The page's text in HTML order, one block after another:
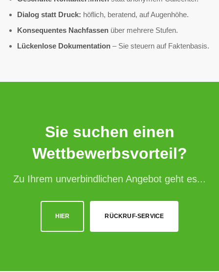
Dialog statt Druck: höflich, beratend, auf Augenhöhe.
Konsequentes Nachfassen über mehrere Stufen.
Lückenlose Dokumentation – Sie steuern auf Faktenbasis.
Sie suchen einen
Wettbewerbsvorteil?
Zu Ihrem unverbindlichen Angebot geht es...
HIER RÜCKRUF-SERVICE